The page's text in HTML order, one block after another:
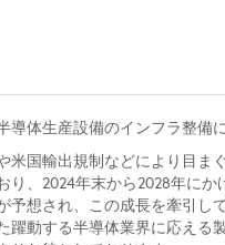
導体生産設備のインフラ整備
国輸出規制などにより目ま
り、2024年末から2028年に
予想され、この成長を牽引
動する半導体業界に応える